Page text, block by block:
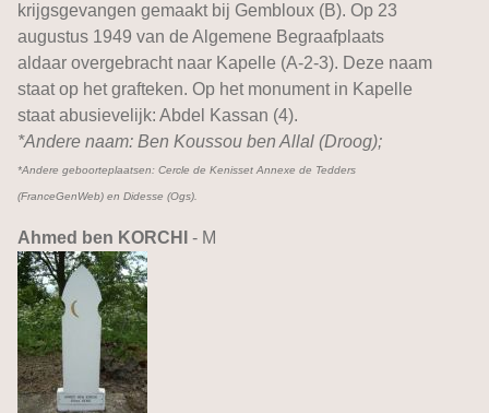
krijgsgevangen gemaakt bij Gembloux (B). Op 23
augustus 1949 van de Algemene Begraafplaats
aldaar overgebracht naar Kapelle (A-2-3). Deze naam
staat op het grafteken. Op het monument in Kapelle
staat abusievelijk: Abdel Kassan (4).
*Andere naam: Ben Koussou ben Allal (Droog);
*Andere geboorteplaatsen: Cercle de Kenisset Annexe de Tedders
(FranceGenWeb) en Didesse (Ogs).
Ahmed ben KORCHI - M